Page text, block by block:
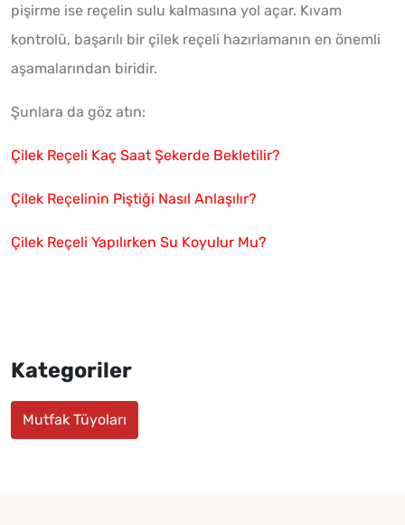
pişirme ise reçelin sulu kalmasına yol açar. Kıvam
kontrolü, başarılı bir çilek reçeli hazırlamanın en önemli
aşamalarından biridir.
Şunlara da göz atın:
Çilek Reçeli Kaç Saat Şekerde Bekletilir?
Çilek Reçelinin Piştiği Nasıl Anlaşılır?
Çilek Reçeli Yapılırken Su Koyulur Mu?
Kategoriler
Mutfak Tüyoları